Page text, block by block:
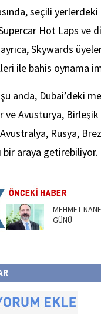
seçili
Hot Laps ve
Skywards
ile bahis oynama
anda, Dubai’deki
ve Avusturya,
Rusya,
bir araya getirebiliyor.
MEHMET
GÜNÜ